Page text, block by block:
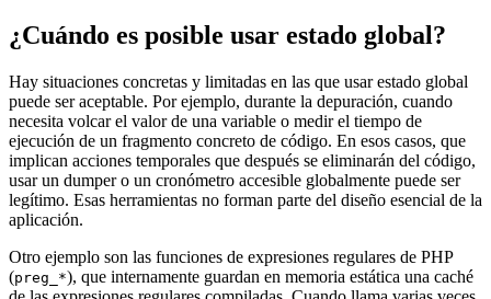
¿Cuándo es posible usar estado global?
Hay situaciones concretas y limitadas en las que usar estado global
puede ser aceptable. Por ejemplo, durante la depuración, cuando
necesita volcar el valor de una variable o medir el tiempo de
ejecución de un fragmento concreto de código. En esos casos, que
implican acciones temporales que después se eliminarán del código,
usar un dumper o un cronómetro accesible globalmente puede ser
legítimo. Esas herramientas no forman parte del diseño esencial de la
aplicación.
Otro ejemplo son las funciones de expresiones regulares de PHP
(preg_*), que internamente guardan en memoria estática una caché